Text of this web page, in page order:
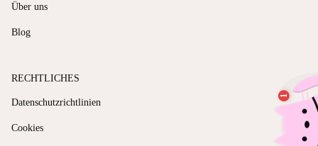
Über uns
Blog
RECHTLICHES
Datenschutzrichtlinien
Cookies